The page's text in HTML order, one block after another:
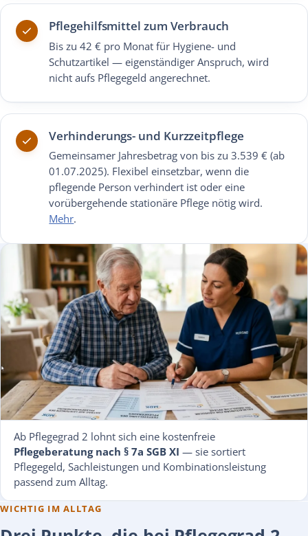
Pflegehilfsmittel zum Verbrauch
Bis zu 42 € pro Monat für Hygiene- und
Schutzartikel — eigenständiger Anspruch, wird
nicht aufs Pflegegeld angerechnet.
Verhinderungs- und Kurzzeitpflege
Gemeinsamer Jahresbetrag von bis zu 3.539 € (ab
01.07.2025). Flexibel einsetzbar, wenn die
pflegende Person verhindert ist oder eine
vorübergehende stationäre Pflege nötig wird.
Mehr.
Ab Pflegegrad 2 lohnt sich eine kostenfreie
Pflegeberatung nach § 7a SGB XI — sie sortiert
Pflegegeld, Sachleistungen und Kombinationsleistung
passend zum Alltag.
WICHTIG IM ALLTAG